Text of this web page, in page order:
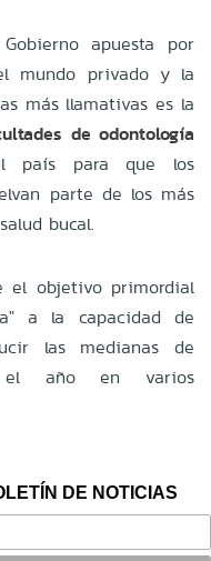
apuesta por
mundo privado y la
más llamativas es la
de odontología
país para que los
parte de los más
bucal.
el objetivo primordial
a la capacidad de
las medianas de
el año en varios
DE NOTICIAS